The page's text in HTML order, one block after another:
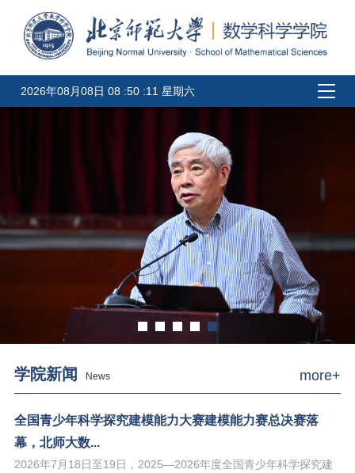
2026年08月08日 08 :50 :11 星期六
more+
学院新闻 News
全国青少年科学探究建模能力大赛建模能力赛总决赛落
幕，北师大数...
2026年7月18日至19日，2025—2026年度全国青少年科学探究建